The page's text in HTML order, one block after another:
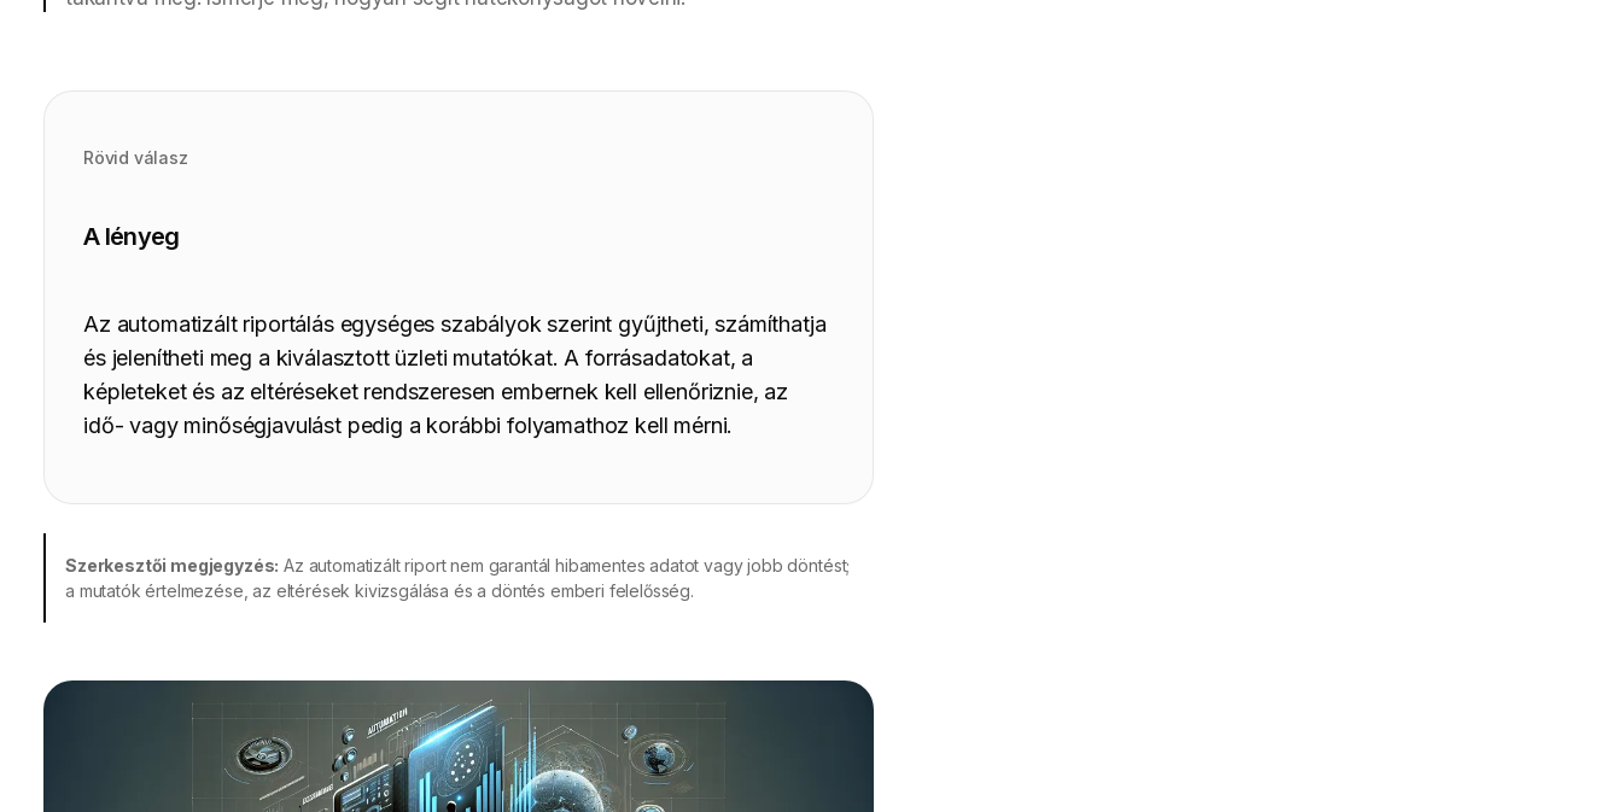
Rövid válasz
A lényeg
Az automatizált riportálás egységes szabályok szerint gyűjtheti, számíthatja
és jelenítheti meg a kiválasztott üzleti mutatókat. A forrásadatokat, a
képleteket és az eltéréseket rendszeresen embernek kell ellenőriznie, az
idő- vagy minőségjavulást pedig a korábbi folyamathoz kell mérni.
Szerkesztői megjegyzés: Az automatizált riport nem garantál hibamentes adatot vagy jobb döntést;
a mutatók értelmezése, az eltérések kivizsgálása és a döntés emberi felelősség.